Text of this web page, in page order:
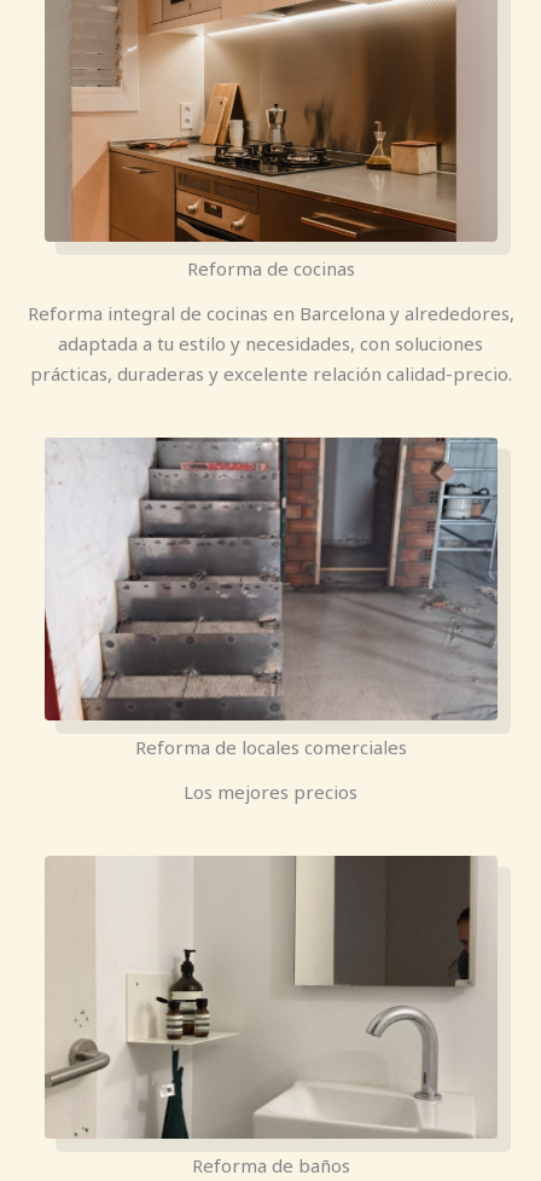
Reforma de cocinas
Reforma integral de cocinas en Barcelona y alrededores,
adaptada a tu estilo y necesidades, con soluciones
prácticas, duraderas y excelente relación calidad-precio.
Reforma de locales comerciales
Los mejores precios
Reforma de baños